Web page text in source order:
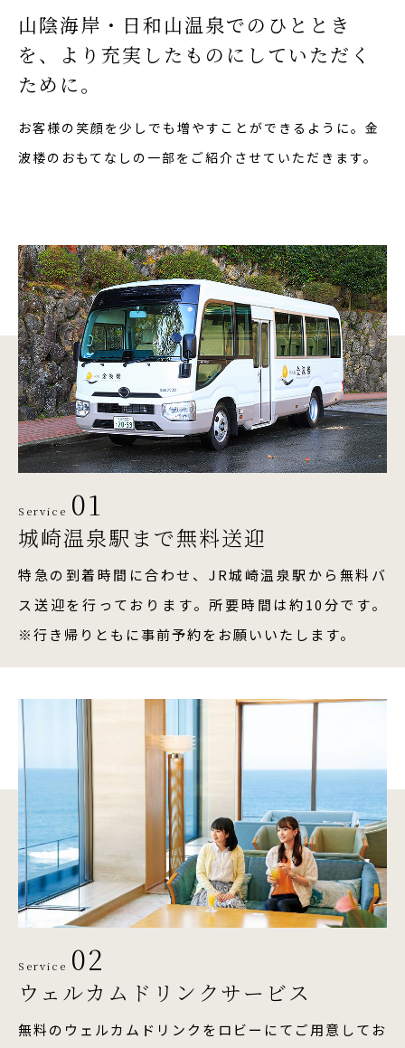
山陰海岸・日和山温泉でのひととき
を、
より充実したものにしていただく
ために。
お客様の笑顔を少しでも増やすことができるように。 金
波楼のおもてなしの一部をご紹介させていただきます。
Service 01
城崎温泉駅まで無料送迎
特急の到着時間に合わせ、JR城崎温泉駅から無料バ
ス送迎を行っております。所要時間は約10分です。
※行き帰りともに事前予約をお願いいたします。
Service 02
ウェルカムドリンクサービス
無料のウェルカムドリンクをロビーにてご用意してお